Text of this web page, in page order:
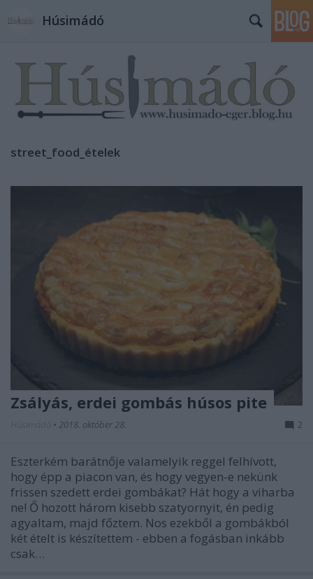
Húsimádó
street_food_ételek
Zsályás, erdei gombás húsos pite
• 2018. október 28. 2
Eszterkém barátnője valamelyik reggel felhívott,
hogy épp a piacon van, és hogy vegyen-e nekünk
frissen szedett erdei gombákat? Hát hogy a viharba
ne! Ő hozott három kisebb szatyornyit, én pedig
agyaltam, majd főztem. Nos ezekből a gombákból
két ételt is készítettem - ebben a fogásban inkább
csak…